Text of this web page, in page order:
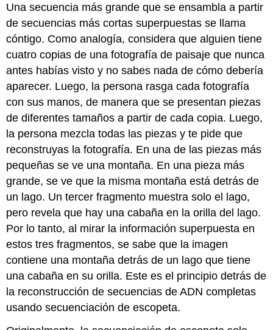
Una secuencia más grande que se ensambla a partir
de secuencias más cortas superpuestas se llama
cóntigo. Como analogía, considera que alguien tiene
cuatro copias de una fotografía de paisaje que nunca
antes habías visto y no sabes nada de cómo debería
aparecer. Luego, la persona rasga cada fotografía
con sus manos, de manera que se presentan piezas
de diferentes tamaños a partir de cada copia. Luego,
la persona mezcla todas las piezas y te pide que
reconstruyas la fotografía. En una de las piezas más
pequeñas se ve una montaña. En una pieza más
grande, se ve que la misma montaña está detrás de
un lago. Un tercer fragmento muestra solo el lago,
pero revela que hay una cabaña en la orilla del lago.
Por lo tanto, al mirar la información superpuesta en
estos tres fragmentos, se sabe que la imagen
contiene una montaña detrás de un lago que tiene
una cabaña en su orilla. Este es el principio detrás de
la reconstrucción de secuencias de ADN completas
usando secuenciación de escopeta.